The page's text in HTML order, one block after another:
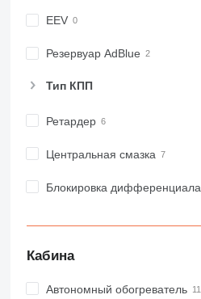
E-series
GC
M-series
PM
EEV
Резервуар AdBlue
Тип КПП
Ретардер
Центральная смазка
Блокировка дифференциала
Кабина
Автономный обогреватель